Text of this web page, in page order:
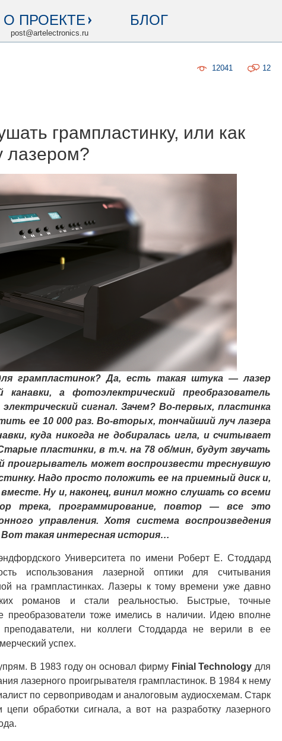
О ПРОЕКТЕ
post@artelectronics.ru
БЛОГ
12
12041
грампластинку, или как
лазером?
грампластинок? Да, есть такая штука — лазер
а фотоэлектрический преобразователь
сигнал. Зачем? Во-первых, пластинка
ее 10 000 раз. Во-вторых, тончайший луч лазера
куда никогда не добиралась игла, и считывает
пластинки, в т.ч. на 78 об/мин, будут звучать
проигрыватель может воспроизвести треснувшую
Надо просто положить ее на приемный диск и,
вместе. Ну и, наконец, винил можно слушать со всеми
трека, программирование, повтор — все это
управления. Хотя система воспроизведения
такая интересная история…
Университета по имени Роберт Е. Стоддард
использования лазерной оптики для считывания
на грампластинках. Лазеры к тому времени уже давно
романов и стали реальностью. Быстрые, точные
преобразователи тоже имелись в наличии. Идею вполне
ни коллеги Стоддарда не верили в ее
успех.
В 1983 году он основал фирму Finial Technology для
лазерного проигрывателя грампластинок. В 1984 к нему
по сервоприводам и аналоговым аудиосхемам. Старк
обработки сигнала, а вот на разработку лазерного